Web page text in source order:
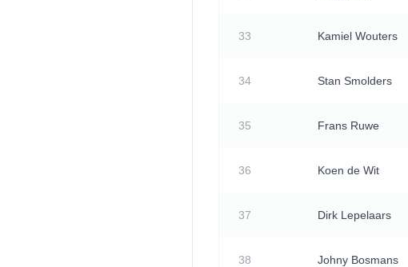
33 Kamiel Wouters
34 Stan Smolders
35 Frans Ruwe
36 Koen de Wit
37 Dirk Lepelaars
38 Johny Bosmans